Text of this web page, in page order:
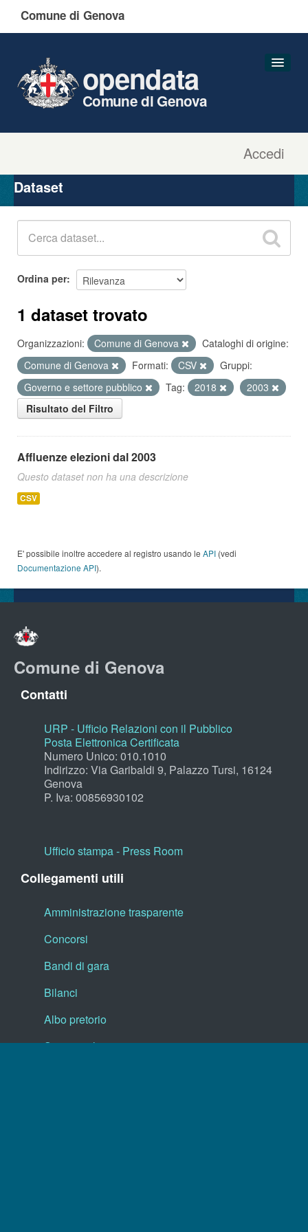
Comune di Genova
Accedi
opendata
Comune di Genova
Organizzazioni
Gruppi
Dataset
Ordina per
1 dataset trovato
Organizzazioni: Comune di Genova
Cataloghi di origine:
Comune di Genova
Formati: CSV
Gruppi:
Governo e settore pubblico
Tag: 2018
2003
Risultato del Filtro
Affluenze elezioni dal 2003
Questo dataset non ha una descrizione
CSV
E' possibile inoltre accedere al registro usando le API (vedi
Documentazione API).
Comune di Genova
Contatti
URP - Ufficio Relazioni con il Pubblico
Posta Elettronica Certificata
Numero Unico: 010.1010
Indirizzo: Via Garibaldi 9, Palazzo Tursi, 16124
Genova
P. Iva: 00856930102
Ufficio stampa - Press Room
Collegamenti utili
Amministrazione trasparente
Concorsi
Bandi di gara
Bilanci
Albo pretorio
Servizi online